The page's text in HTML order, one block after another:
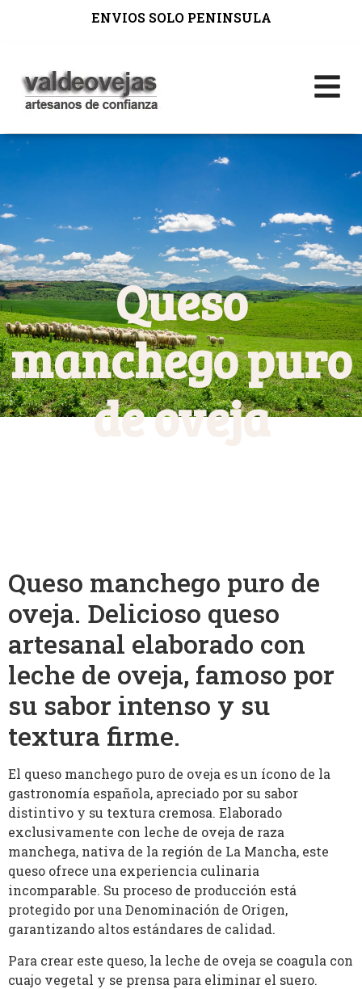
ENVIOS SOLO PENINSULA
Queso
manchego puro
de oveja
Queso manchego puro de
oveja. Delicioso queso
artesanal elaborado con
leche de oveja, famoso por
su sabor intenso y su
textura firme.
El queso manchego puro de oveja es un ícono de la
gastronomía española, apreciado por su sabor
distintivo y su textura cremosa. Elaborado
exclusivamente con leche de oveja de raza
manchega, nativa de la región de La Mancha, este
queso ofrece una experiencia culinaria
incomparable. Su proceso de producción está
protegido por una Denominación de Origen,
garantizando altos estándares de calidad.
Para crear este queso, la leche de oveja se coagula con
cuajo vegetal y se prensa para eliminar el suero.